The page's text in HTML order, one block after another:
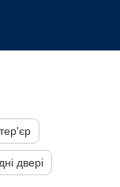
двері